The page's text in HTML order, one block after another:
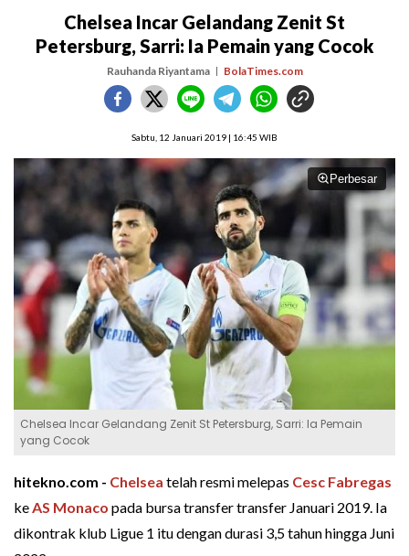
Chelsea Incar Gelandang Zenit St
Petersburg, Sarri: Ia Pemain yang Cocok
Rauhanda Riyantama BolaTimes.com
Sabtu, 12 Januari 2019 | 16:45 WIB
Perbesar
Chelsea Incar Gelandang Zenit St Petersburg, Sarri: Ia Pemain
yang Cocok
hitekno.com - Chelsea telah resmi melepas Cesc Fabregas
keAS Monaco pada bursa transfer transfer Januari 2019. Ia
dikontrak klub Ligue 1 itu dengan durasi 3,5 tahun hingga Juni